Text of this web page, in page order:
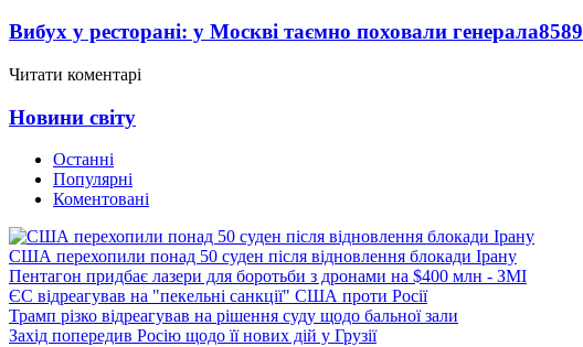
Вибух у ресторані: у Москві таємно поховали генерала8589
Читати коментарі
Новини світу
Останні
Популярні
Коментовані
США перехопили понад 50 суден після відновлення блокади Ірану
Пентагон придбає лазери для боротьби з дронами на $400 млн - ЗМІ
ЄС відреагував на "пекельні санкції" США проти Росії
Трамп різко відреагував на рішення суду щодо бальної зали
Захід попередив Росію щодо її нових дій у Грузії